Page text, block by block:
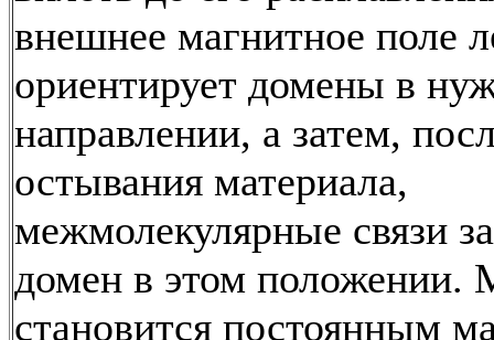
внешнее магнитное поле
ориентирует домены в
направлении, а затем,
остывания материала,
межмолекулярные связи
домен в этом положении.
становится постоянным